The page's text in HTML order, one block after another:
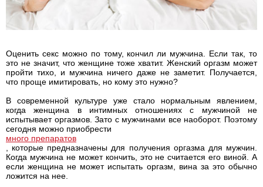
Оценить секс можно по тому, кончил ли мужчина. Если так, то
это не значит, что женщине тоже хватит. Женский оргазм может
пройти тихо, и мужчина ничего даже не заметит. Получается,
что проще имитировать, но кому это нужно?
В современной культуре уже стало нормальным явлением,
когда женщина в интимных отношениях с мужчиной не
испытывает оргазмов. Зато с мужчинами все наоборот. Поэтому
сегодня можно приобрести
много препаратов
, которые предназначены для получения оргазма для мужчин.
Когда мужчина не может кончить, это не считается его виной. А
если женщина не может испытать оргазм, вина за это обычно
ложится на нее.